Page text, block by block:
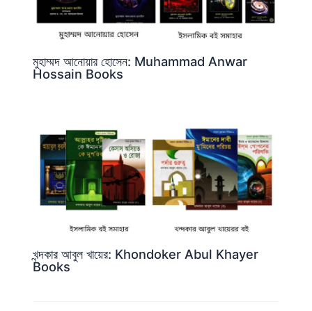
মুহাম্মদ আনোয়ার হোসেন: Muhammad Anwar
Hossain Books
খন্দকার আবুল খায়ের: Khondoker Abul Khayer
Books